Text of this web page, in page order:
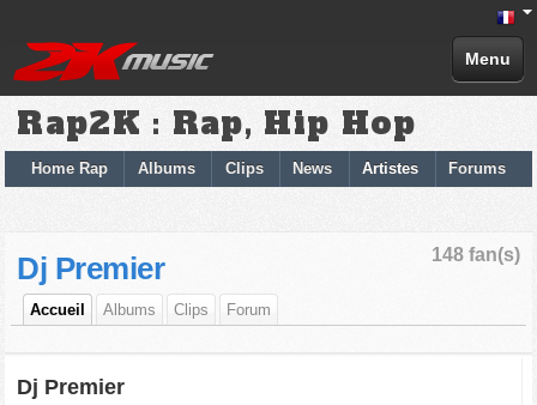
Menu
Rap2K : Rap, Hip Hop
Home Rap Albums Clips News Artistes Forums
148 fan(s)
Dj Premier
Accueil Albums Clips Forum
Dj Premier